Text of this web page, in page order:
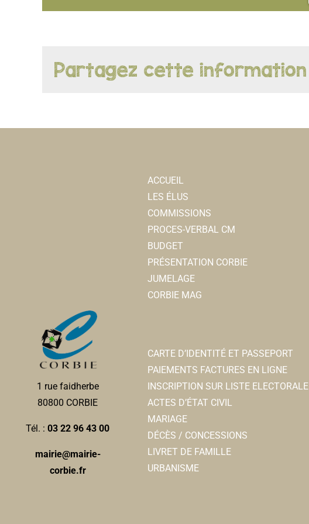
Partagez cette information
1 rue faidherbe
80800 CORBIE
Tél. :03 22 96 43 00
mairie@mairie-
corbie.fr
ACCUEIL
LES ÉLUS
COMMISSIONS
PROCES-VERBAL CM
BUDGET
PRÉSENTATION CORBIE
JUMELAGE
CORBIE MAG
CARTE D’IDENTITÉ ET PASSEPORT
PAIEMENTS FACTURES EN LIGNE
INSCRIPTION SUR LISTE ELECTORALE
ACTES D’ÉTAT CIVIL
MARIAGE
DÉCÈS / CONCESSIONS
LIVRET DE FAMILLE
URBANISME